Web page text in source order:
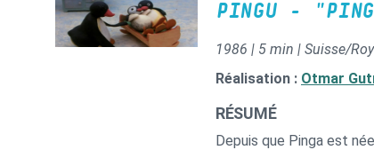
PINGU -
1986 | 5 min | Suisse/
Réalisation : Otmar
RÉSUMÉ
Depuis que Pinga est